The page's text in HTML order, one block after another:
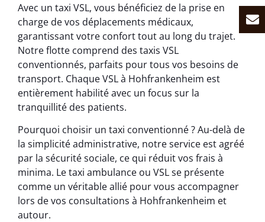
Avec un taxi VSL, vous bénéficiez de la prise en
charge de vos déplacements médicaux,
garantissant votre confort tout au long du trajet.
Notre flotte comprend des taxis VSL
conventionnés, parfaits pour tous vos besoins de
transport. Chaque VSL à Hohfrankenheim est
entièrement habilité avec un focus sur la
tranquillité des patients.
Pourquoi choisir un taxi conventionné ? Au-delà de
la simplicité administrative, notre service est agréé
par la sécurité sociale, ce qui réduit vos frais à
minima. Le taxi ambulance ou VSL se présente
comme un véritable allié pour vous accompagner
lors de vos consultations à Hohfrankenheim et
autour.